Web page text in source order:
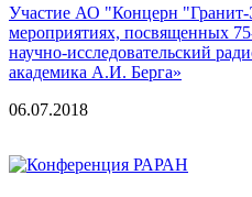
Участие АО "Концерн
мероприятиях, посвященных
научно-исследовательский
академика А.И. Берга»
06.07.2018